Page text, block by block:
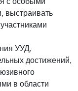
выстраивать
УУД,
достижений,
в области